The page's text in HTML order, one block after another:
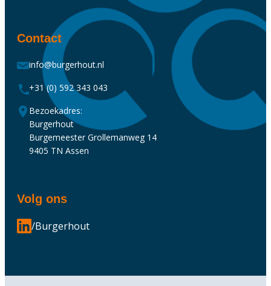
Contact
info@burgerhout.nl
+31 (0) 592 343 043
Bezoekadres:
Burgerhout
Burgemeester Grollemanweg 14
9405 TN Assen
Volg ons
/Burgerhout